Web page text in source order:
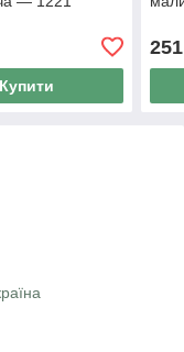
Купити
251